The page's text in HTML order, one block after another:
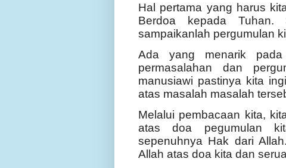
Hal pertama yang harus
Berdoa kepada Tuhan.
sampaikanlah pergumulan
Ada yang menarik
permasalahan dan
manusiawi pastinya kita
atas masalah masalah
Melalui pembacaan kita,
atas doa pegumulan
sepenuhnya Hak dari
Allah atas doa kita dan